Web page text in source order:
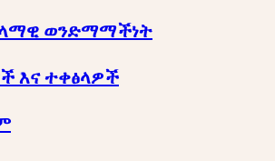
ወንድማማችነት
እና ተቀፅላዎች